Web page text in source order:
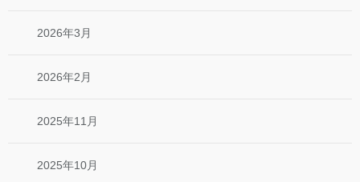
2026年3月
2026年2月
2025年11月
2025年10月